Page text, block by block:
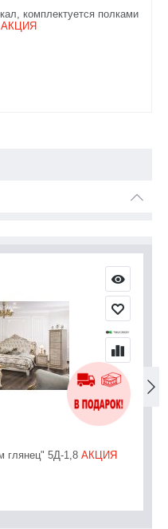
комплектуется полками
АКЦИЯ
Спальня Афина крем